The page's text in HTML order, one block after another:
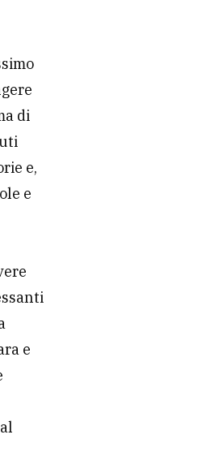
di
e,
e
e